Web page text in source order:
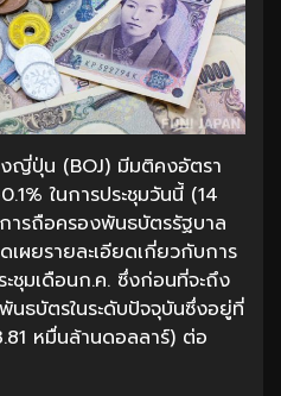
ญี่ปุ่น (BOJ) มีมติคงอัตรา
ในการประชุมวันนี้ (14
ารถือครองพันธบัตรรัฐบาล
เผยรายละเอียดเกี่ยวกับการ
ชุมเดือนก.ค. ซึ่งก่อนที่จะถึง
นธบัตรในระดับปัจจุบันซึ่งอยู่ที่
หมื่นล้านดอลลาร์) ต่อ